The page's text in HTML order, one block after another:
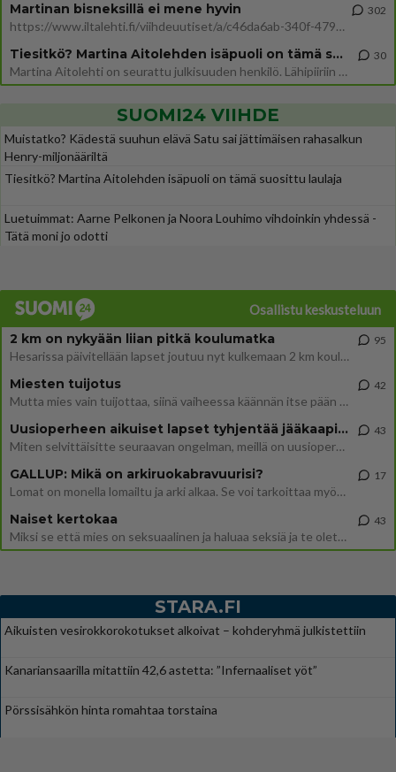
Martinan bisneksillä ei mene hyvin
https://www.iltalehti.fi/viihdeuutiset/a/c46da6ab-340f-4790-aaa7-0865eed2336 Yrityksen konkurssihakemus on tullut kärä
302
Tiesitkö? Martina Aitolehden isäpuoli on tämä suosittu laulaja
Martina Aitolehti on seurattu julkisuuden henkilö. Lähipiiriin mahtuu muitakin tunnettuja henkilöitä. Tiesitkö, että Ma
30
SUOMI24 VIIHDE
Muistatko? Kädestä suuhun elävä Satu sai jättimäisen rahasalkun
Henry-miljonääriltä
Tiesitkö? Martina Aitolehden isäpuoli on tämä suosittu laulaja
Luetuimmat: Aarne Pelkonen ja Noora Louhimo vihdoinkin yhdessä -
Tätä moni jo odotti
Osallistu keskusteluun
2 km on nykyään liian pitkä koulumatka
Hesarissa päivitellään lapset joutuu nyt kulkemaan 2 km kouluun jösses. Ruostefillarilla tuo matka menee vaikka miten äk
95
Miesten tuijotus
Mutta mies vain tuijottaa, siinä vaiheessa käännän itse pään pois. Mikä juttu? Yleensä jos joku tuijottaa tai katsoo, hä
42
Uusioperheen aikuiset lapset tyhjentää jääkaapin käydessään
Miten selvittäisitte seuraavan ongelman, meillä on uusioperhe, minulla teini-ikäiset lapset ja puolisolla aikuiset, jotk
43
GALLUP: Mikä on arkiruokabravuurisi?
Lomat on monella lomailtu ja arki alkaa. Se voi tarkoittaa myös sitä, että grillailut on grillattu ja palataan arjen ruo
17
Naiset kertokaa
Miksi se että mies on seksuaalinen ja haluaa seksiä ja te olette hänen mielestänne haluttava on vastenmielistä? Mikä sii
43
STARA.FI
Aikuisten vesirokkorokotukset alkoivat – kohderyhmä julkistettiin
Kanariansaarilla mitattiin 42,6 astetta: ”Infernaaliset yöt”
Pörssisähkön hinta romahtaa torstaina